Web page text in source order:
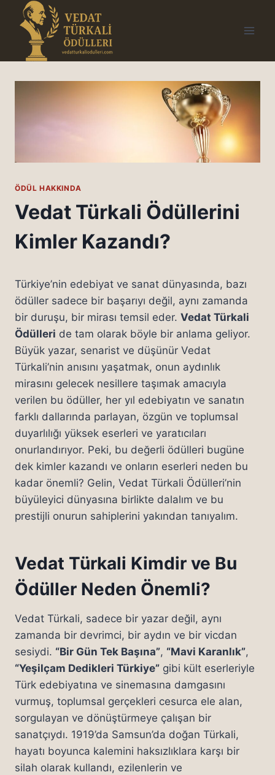
content
ÖDÜL HAKKINDA
Vedat Türkali Ödüllerini
Kimler Kazandı?
Türkiye’nin edebiyat ve sanat dünyasında, bazı
ödüller sadece bir başarıyı değil, aynı zamanda
bir duruşu, bir mirası temsil eder. Vedat Türkali
Ödülleri de tam olarak böyle bir anlama geliyor.
Büyük yazar, senarist ve düşünür Vedat
Türkali’nin anısını yaşatmak, onun aydınlık
mirasını gelecek nesillere taşımak amacıyla
verilen bu ödüller, her yıl edebiyatın ve sanatın
farklı dallarında parlayan, özgün ve toplumsal
duyarlılığı yüksek eserleri ve yaratıcıları
onurlandırıyor. Peki, bu değerli ödülleri bugüne
dek kimler kazandı ve onların eserleri neden bu
kadar önemli? Gelin, Vedat Türkali Ödülleri’nin
büyüleyici dünyasına birlikte dalalım ve bu
prestijli onurun sahiplerini yakından tanıyalım.
Vedat Türkali Kimdir ve Bu
Ödüller Neden Önemli?
Vedat Türkali, sadece bir yazar değil, aynı
zamanda bir devrimci, bir aydın ve bir vicdan
sesiydi. “Bir Gün Tek Başına”, “Mavi Karanlık”,
“Yeşilçam Dedikleri Türkiye” gibi kült eserleriyle
Türk edebiyatına ve sinemasına damgasını
vurmuş, toplumsal gerçekleri cesurca ele alan,
sorgulayan ve dönüştürmeye çalışan bir
sanatçıydı. 1919’da Samsun’da doğan Türkali,
hayatı boyunca kalemini haksızlıklara karşı bir
silah olarak kullandı, ezilenlerin ve